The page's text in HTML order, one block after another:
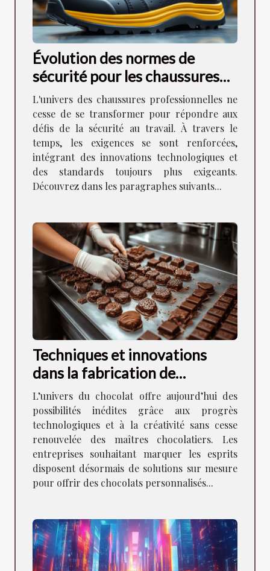
Évolution des normes de
sécurité pour les chaussures
professionnelles
L'univers des chaussures professionnelles ne
cesse de se transformer pour répondre aux
défis de la sécurité au travail. À travers le
temps, les exigences se sont renforcées,
intégrant des innovations technologiques et
des standards toujours plus exigeants.
Découvrez dans les paragraphes suivants...
Techniques et innovations
dans la fabrication de
chocolats personnalisés pour
les sociétés
L’univers du chocolat offre aujourd’hui des
possibilités inédites grâce aux progrès
technologiques et à la créativité sans cesse
renouvelée des maîtres chocolatiers. Les
entreprises souhaitant marquer les esprits
disposent désormais de solutions sur mesure
pour offrir des chocolats personnalisés...